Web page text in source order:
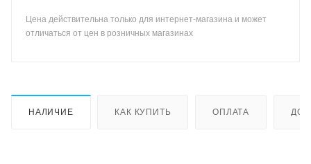
Цена действительна только для интернет-магазина и может
отличаться от цен в розничных магазинах
НАЛИЧИЕ КАК КУПИТЬ ОПЛАТА